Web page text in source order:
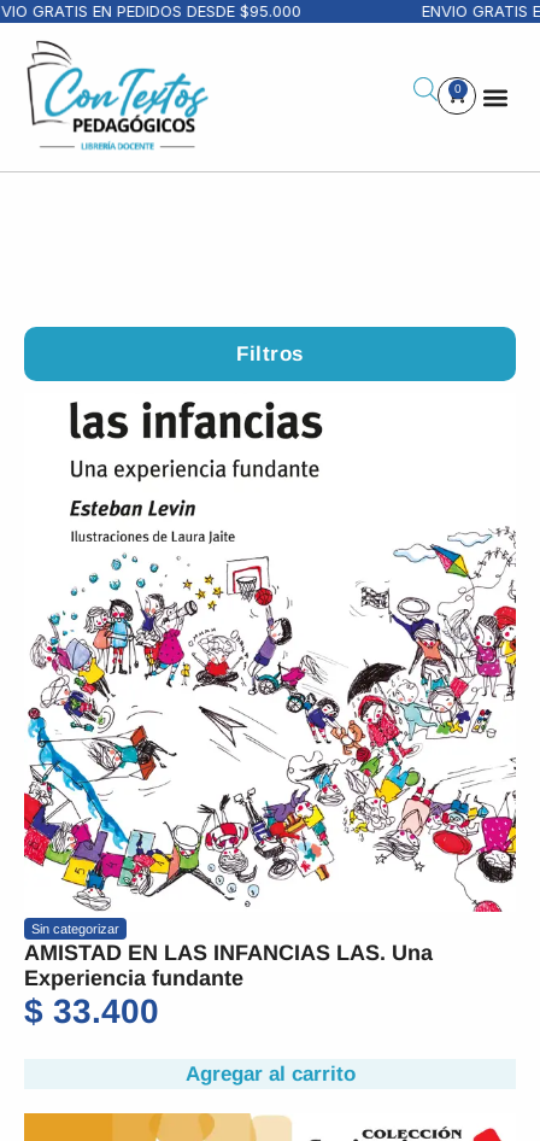
EN PEDIDOS DESDE $95.000 ENVIO GRATIS EN
0
Filtros
Sin categorizar
AMISTAD EN LAS INFANCIAS LAS. Una
Experiencia fundante
$ 33.400
Agregar al carrito